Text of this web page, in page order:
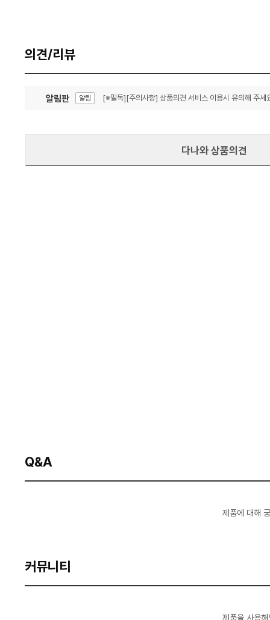
의견/리뷰
알림판 알림 [※필독][주의사항] 상품의견 서비스 이용시 유의해 주세
다나와 상품의견
Q&A
제품에 대해
커뮤니티
제품을 사용